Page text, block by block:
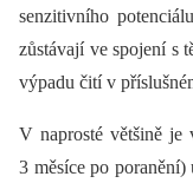
senzitivního
zůstávají ve spojení s
výpadu čití v
V naprosté většině
3 měsíce po